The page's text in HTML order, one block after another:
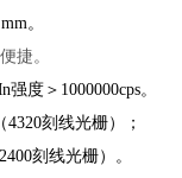
。
捷。
度＞1000000cps。
刻线光栅）；
刻线光栅）。